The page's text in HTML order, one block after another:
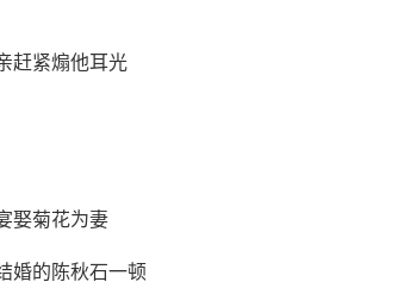
赶紧煽他耳光
娶菊花为妻
婚的陈秋石一顿